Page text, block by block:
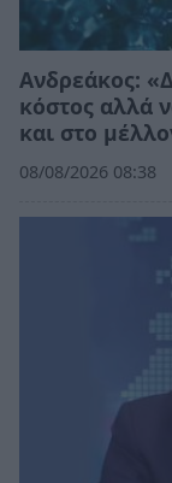
Ανδρεάκος:
κόστος αλλά
και στο
08/08/2026 08:38